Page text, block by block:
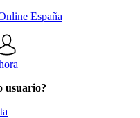
usuario?